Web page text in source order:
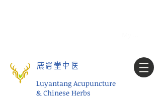
鹿岩堂中医
Luyantang Acupuncture
& Chinese Herbs